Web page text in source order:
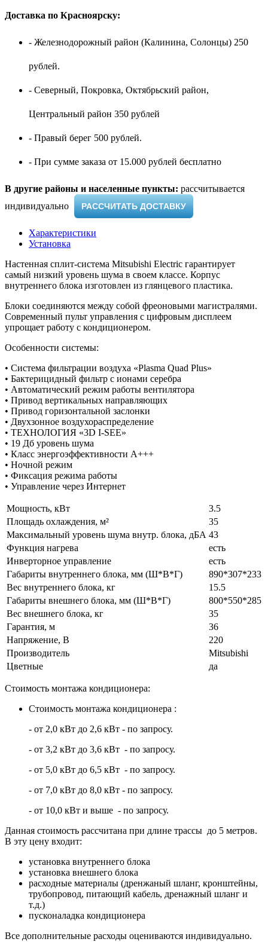
Доставка по Красноярску:
- Железнодорожный район (Калинина, Солонцы) 250
рублей.
- Северный, Покровка, Октябрьский район,
Центральный район 350 рублей
- Правый берег 500 рублей.
- При сумме заказа от 15.000 рублей бесплатно
В другие районы и населенные пункты: рассчитывается
индивидуально ​
РАССЧИТАТЬ ДОСТАВКУ
Характеристики
Установка
Настенная сплит-система Mitsubishi Electric гарантирует
самый низкий уровень шума в своем классе. Корпус
внутреннего блока изготовлен из глянцевого пластика.
Блоки соединяются между собой фреоновыми магистралями.
Современный пульт управления с цифровым дисплеем
упрощает работу с кондиционером.
Особенности системы:
• Система фильтрации воздуха «Plasma Quad Plus»
• Бактерицидный фильтр с ионами серебра
• Автоматический режим работы вентилятора
• Привод вертикальных направляющих
• Привод горизонтальной заслонки
• Двухзонное воздухораспределение
• ТЕХНОЛОГИЯ «3D I-SEE»
• 19 Дб уровень шума
• Класс энергоэффективности А+++
• Ночной режим
• Фиксация режима работы
• Управление через Интернет
Мощность, кВт
3.5
Площадь охлаждения, м²
35
Максимальный уровень шума внутр. блока, дБА 43
Функция нагрева
есть
Инверторное управление
есть
Габариты внутреннего блока, мм (Ш*В*Г)
890*307*233
Вес внутреннего блока, кг
15.5
Габариты внешнего блока, мм (Ш*В*Г)
800*550*285
Вес внешнего блока, кг
35
Гарантия, м
36
Напряжение, В
220
Производитель
Mitsubishi
Цветные
да
Стоимость монтажа кондиционера:
Стоимость монтажа кондиционера :
- от 2,0 кВт до 2,6 кВт - по запросу.
- от 3,2 кВт до 3,6 кВт - по запросу.
- от 5,0 кВт до 6,5 кВт - по запросу.
- от 7,0 кВт до 8,0 кВт - по запросу.
- от 10,0 кВт и выше - по запросу.
Данная стоимость рассчитана при длине трассы до 5 метров.
В эту цену входит:
установка внутреннего блока
установка внешнего блока
расходные материалы (дренжаный шланг, кронштейны,
трубопровод, питающий кабель, дренажный шланг и
т.д.)
пусконаладка кондиционера
Все дополнительные расходы оцениваются индивидуально.